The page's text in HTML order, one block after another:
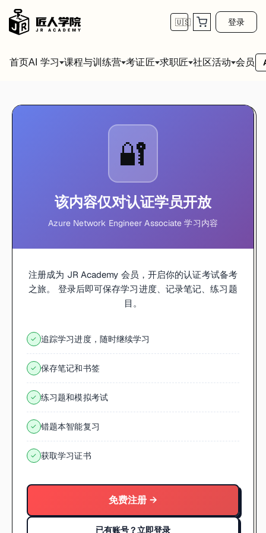
🇺🇸 登录
首页AI 学习 课程与训练营 考证匠 求职匠 社区活动 会员
🔐
该内容仅对认证学员开放
Azure Network Engineer Associate 学习内容
注册成为 JR Academy 会员，开启你的认证考试备考
之旅。 登录后即可保存学习进度、记录笔记、练习题
目。
✓ 追踪学习进度，随时继续学习
✓ 保存笔记和书签
✓ 练习题和模拟考试
✓ 错题本智能复习
✓ 获取学习证书
免费注册 →
已有账号？立即登录